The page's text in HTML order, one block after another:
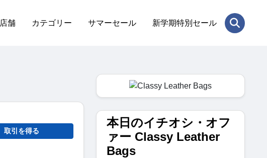
店舗 カテゴリー サマーセール 新学期特別セール
取引を得る
本日のイチオシ・オフ
ァー Classy Leather
Bags